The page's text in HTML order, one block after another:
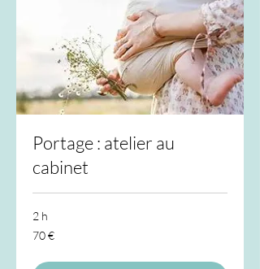
Portage : atelier au
cabinet
2 h
70
euros
70 €